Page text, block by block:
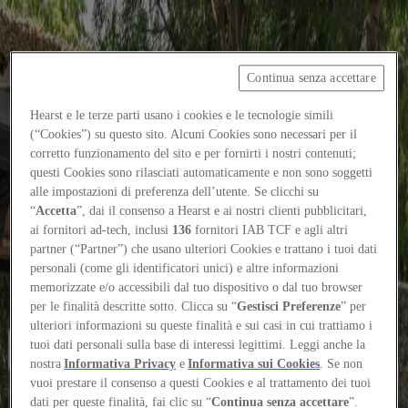
Contacts
EN
Log in
Home
Tags
#workspaces
#workspaces
Projects
Hearst e le terze parti usano i cookies e le tecnologie simili
(“Cookies”) su questo sito. Alcuni Cookies sono necessari per il
corretto funzionamento del sito e per fornirti i nostri contenuti;
questi Cookies sono rilasciati automaticamente e non sono soggetti
alle impostazioni di preferenza dell’utente. Se clicchi su
“Accetta”, dai il consenso a Hearst e ai nostri clienti pubblicitari,
ai fornitori ad-tech, inclusi 136 fornitori IAB TCF e agli altri
partner (“Partner”) che usano ulteriori Cookies e trattano i tuoi dati
personali (come gli identificatori unici) e altre informazioni
memorizzate e/o accessibili dal tuo dispositivo o dal tuo browser
per le finalità descritte sotto. Clicca su “Gestisci Preferenze” per
ulteriori informazioni su queste finalità e sui casi in cui trattiamo i
tuoi dati personali sulla base di interessi legittimi. Leggi anche la
nostraInformativa Privacy eInformativa sui Cookies. Se non
vuoi prestare il consenso a questi Cookies e al trattamento dei tuoi
dati per queste finalità, fai clic su “Continua senza accettare”.
Continua senza accettare